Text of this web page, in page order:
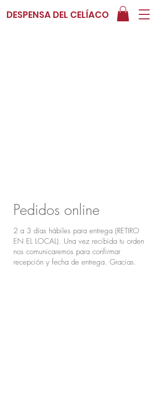
DESPENSA DEL CELÍACO
Pedidos online
2 a 3 días hábiles para entrega (RETIRO
EN EL LOCAL). Una vez recibida tu orden
nos comunicaremos para confirmar
recepción y fecha de entrega. Gracias.